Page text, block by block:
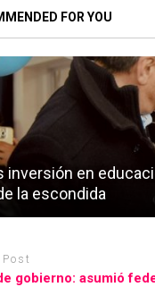
FOR YOU
inversión en
la escondida
Post
gobierno: asumió